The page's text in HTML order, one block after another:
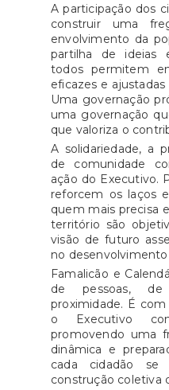
A participação dos
construir uma
envolvimento da
partilha de ideias
todos permitem
eficazes e
Uma governação
uma governação
que valoriza o
A solidariedade, a
de comunidade
ação do Executivo.
reforcem os laços
quem mais precisa
território são
visão de futuro
no
Famalicão e
de pessoas,
proximidade. É
o Executivo
promovendo uma
dinâmica e
cada cidadão
construção coletiva